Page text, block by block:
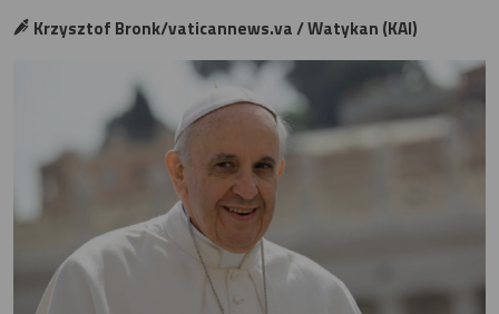
Krzysztof Bronk/vaticannews.va / Watykan (KAI)